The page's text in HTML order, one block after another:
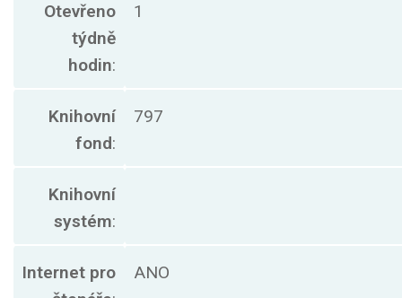
Otevřeno
týdně
hodin:
1
Knihovní
fond:
797
Knihovní
systém:
Internet pro
ANO